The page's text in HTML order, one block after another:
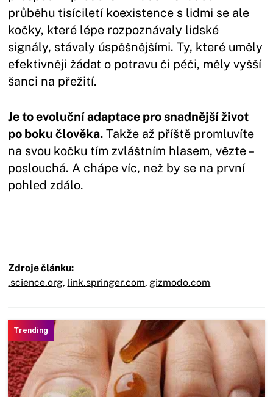
průběhu tisíciletí koexistence s lidmi se ale
kočky, které lépe rozpoznávaly lidské
signály, stávaly úspěšnějšími. Ty, které uměly
efektivněji žádat o potravu či péči, měly vyšší
šanci na přežití.
Je to evoluční adaptace pro snadnější život
po boku člověka. Takže až příště promluvíte
na svou kočku tím zvláštním hlasem, vězte –
poslouchá. A chápe víc, než by se na první
pohled zdálo.
Zdroje článku:
.science.org, link.springer.com, gizmodo.com